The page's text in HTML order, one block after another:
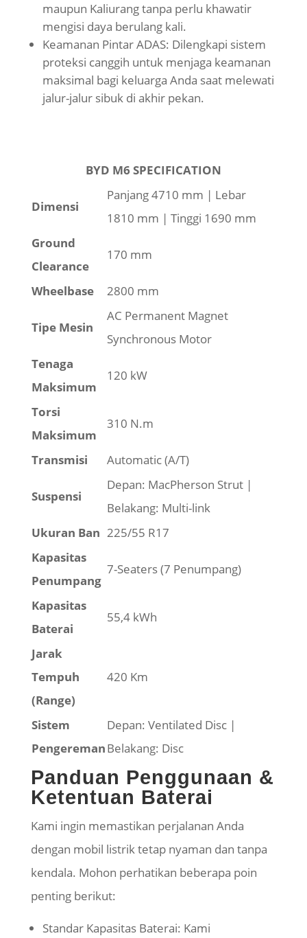
maupun Kaliurang tanpa perlu khawatir
mengisi daya berulang kali.
Keamanan Pintar ADAS: Dilengkapi sistem
proteksi canggih untuk menjaga keamanan
maksimal bagi keluarga Anda saat melewati
jalur-jalur sibuk di akhir pekan.
BYD M6 SPECIFICATION
Dimensi
Panjang 4710 mm | Lebar
1810 mm | Tinggi 1690 mm
Ground
Clearance
170 mm
Wheelbase 2800 mm
Tipe Mesin
AC Permanent Magnet
Synchronous Motor
Tenaga
Maksimum
120 kW
Torsi
Maksimum
310 N.m
Transmisi Automatic (A/T)
Suspensi
Depan: MacPherson Strut |
Belakang: Multi-link
Ukuran Ban 225/55 R17
Kapasitas
Penumpang
7-Seaters (7 Penumpang)
Kapasitas
Baterai
55,4 kWh
Jarak
Tempuh
(Range)
420 Km
Sistem
Pengereman
Depan: Ventilated Disc |
Belakang: Disc
Panduan Penggunaan &
Ketentuan Baterai
Kami ingin memastikan perjalanan Anda
dengan mobil listrik tetap nyaman dan tanpa
kendala. Mohon perhatikan beberapa poin
penting berikut:
Standar Kapasitas Baterai: Kami